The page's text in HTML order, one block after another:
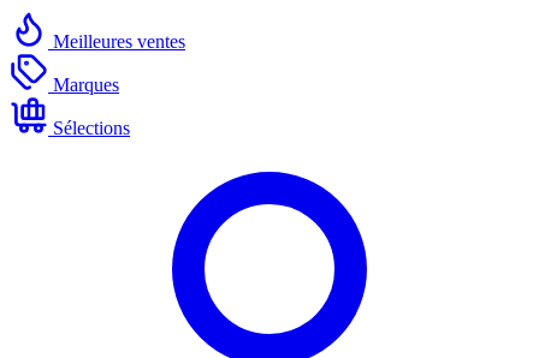
Meilleures ventes
Marques
Sélections